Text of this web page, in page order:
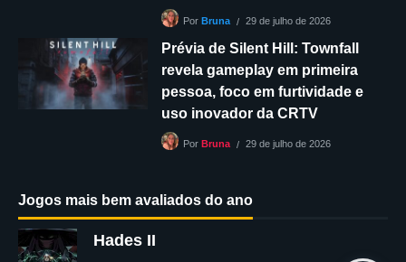
Por Bruna 29 de julho de 2026
Prévia de Silent Hill: Townfall
revela gameplay em primeira
pessoa, foco em furtividade e
uso inovador da CRTV
Por Bruna 29 de julho de 2026
Jogos mais bem avaliados do ano
Hades II